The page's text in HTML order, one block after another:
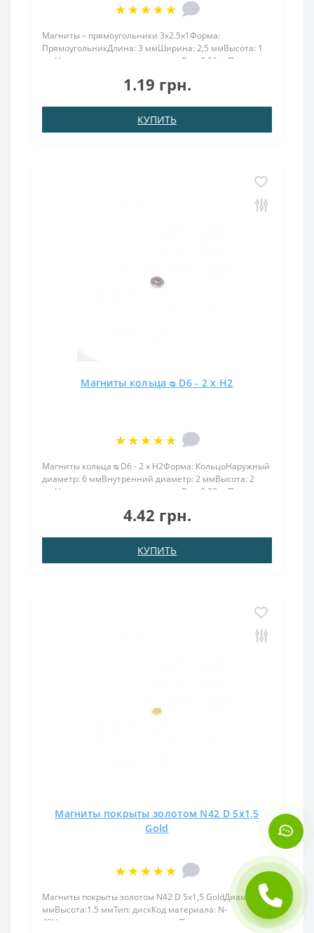
Магниты – прямоугольники 3x2.5x1Форма:
ПрямоугольникДлина: 3 ммШирина: 2,5 ммВысота: 1
ммНамагничивание: аксиальноеВес: 0,06 грПокрыт.
прибл.: 0.180 кгТемпература использования: до
1.19 грн.
КУПИТЬ
Магниты кольца ᴓ D6 - 2 x H2
Магниты кольца ᴓ D6 - 2 x H2Форма: КольцоНаружный
диаметр: 6 ммВнутренний диаметр: 2 ммВысота: 2
ммНамагничивание: аксиальноеВес: 0,38 грПокрыт.
прибл.: 0,390 кгТемпература использования: до
4.42 грн.
КУПИТЬ
Магниты покрыты золотом N42 D 5x1,5
Gold
Магниты покрыты золотом N42 D 5x1,5 GoldДиаметр:5
ммВысота:1.5 ммТип: дискКод материала: N-
42Намагничивание: аксиальноеПокрытие: